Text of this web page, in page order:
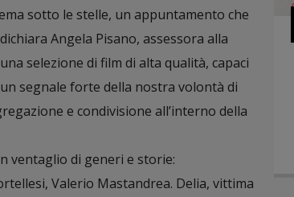
sotto le stelle, un appuntamento che
Angela Pisano, assessora alla
selezione di film di alta qualità, capaci
segnale forte della nostra volontà di
e condivisione all’interno della
ventaglio di generi e storie:
Valerio Mastandrea. Delia, vittima